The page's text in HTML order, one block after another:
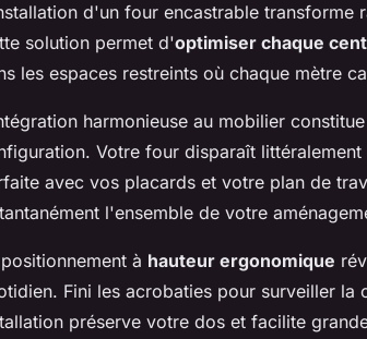
d'un four encastrable transforme
solution permet d'optimiser chaque
les espaces restreints où chaque mètre
harmonieuse au mobilier
Votre four disparaît
avec vos placards et votre plan de
l'ensemble de votre
à hauteur ergonomique
Fini les acrobaties pour surveiller
préserve votre dos et facilite